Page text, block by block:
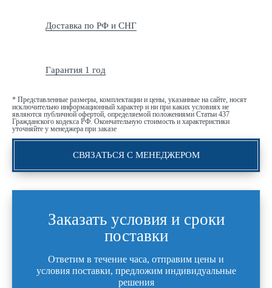
Доставка по РФ и СНГ
Гарантия 1 год
* Представленные размеры, комплектации и цены, указанные на сайте, носят
исключительно информационный характер и ни при каких условиях не
являются публичной офертой, определяемой положениями Статьи 437
Гражданского кодекса РФ. Окончательную стоимость и характеристики
уточняйте у менеджера при заказе
СВЯЗАТЬСЯ С МЕНЕДЖЕРОМ
Заказать условия и сроки
поставки
Ответим в течение часа, отправим цены и
условия поставки, предложим индивидуальные
решения